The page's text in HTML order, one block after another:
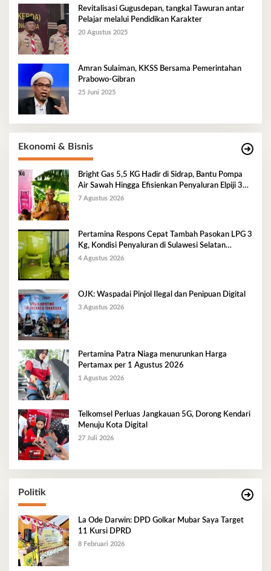
Revitalisasi Gugusdepan, tangkal Tawuran antar
Pelajar melalui Pendidikan Karakter
20 Agustus 2025
Amran Sulaiman, KKSS Bersama Pemerintahan
Prabowo-Gibran
25 Juni 2025
Ekonomi & Bisnis
Bright Gas 5,5 KG Hadir di Sidrap, Bantu Pompa
Air Sawah Hingga Efisienkan Penyaluran Elpiji 3
Kg
7 Agustus 2026
Pertamina Respons Cepat Tambah Pasokan LPG 3
Kg, Kondisi Penyaluran di Sulawesi Selatan
Berlangsung Kondusif
4 Agustus 2026
OJK: Waspadai Pinjol Ilegal dan Penipuan Digital
3 Agustus 2026
Pertamina Patra Niaga menurunkan Harga
Pertamax per 1 Agustus 2026
1 Agustus 2026
Telkomsel Perluas Jangkauan 5G, Dorong Kendari
Menuju Kota Digital
27 Juli 2026
Politik
La Ode Darwin: DPD Golkar Mubar Saya Target
11 Kursi DPRD
8 Februari 2026